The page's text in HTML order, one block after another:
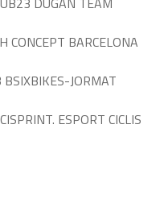
CONCEPT BARCELONA
JORMAT
ESPORT CICLIS